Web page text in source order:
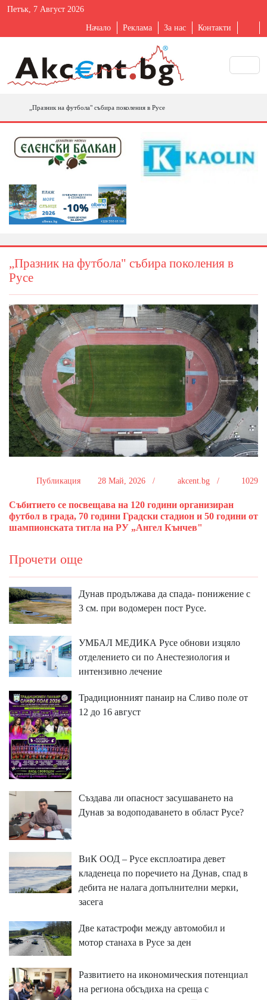
Петък, 7 Август 2026
Начало Реклама За нас Контакти
„Празник на футбола" събира поколения в Русе
„Празник на футбола" събира поколения в
Русе
Публикация 28 Май, 2026 / akcent.bg / 1029
Събитието се посвещава на 120 години организиран
футбол в града, 70 години Градски стадион и 50 години от
шампионската титла на РУ „Ангел Кънчев"
Прочети още
Дунав продължава да спада- понижение с
3 см. при водомерен пост Русе.
УМБАЛ МЕДИКА Русе обнови изцяло
отделението си по Анестезиология и
интензивно лечение
Традиционният панаир на Сливо поле от
12 до 16 август
Създава ли опасност засушаването на
Дунав за водоподаването в област Русе?
ВиК ООД – Русе експлоатира девет
кладенеца по поречието на Дунав, спад в
дебита не налага допълнителни мерки,
засега
Две катастрофи между автомобил и
мотор станаха в Русе за ден
Развитието на икономическия потенциал
на региона обсъдиха на среща с